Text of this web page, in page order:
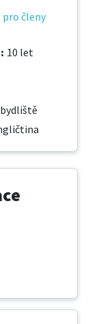
pro členy
: 10 let